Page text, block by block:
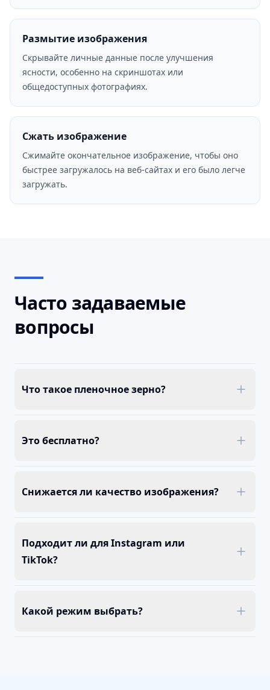
Размытие изображения
Скрывайте личные данные после улучшения
ясности, особенно на скриншотах или
общедоступных фотографиях.
Сжать изображение
Сжимайте окончательное изображение, чтобы оно
быстрее загружалось на веб-сайтах и ​​его было легче
загружать.
Часто задаваемые
вопросы
Что такое пленочное зерно?
Это бесплатно?
Снижается ли качество изображения?
Подходит ли для Instagram или
TikTok?
Какой режим выбрать?